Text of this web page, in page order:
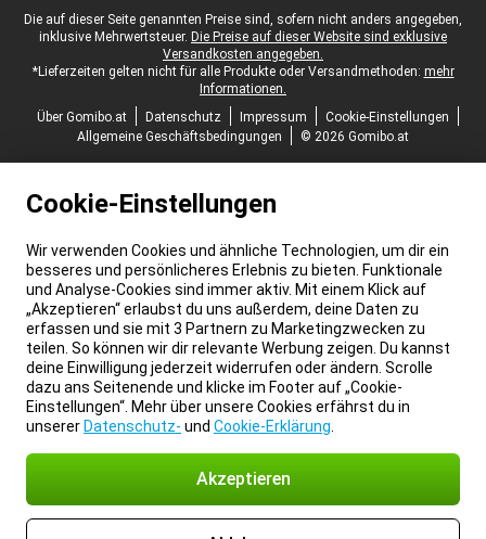
Juristische Fußzeile
Die auf dieser Seite genannten Preise sind, sofern nicht anders angegeben,
inklusive Mehrwertsteuer. Die Preise auf dieser Website sind exklusive
Versandkosten angegeben.
*Lieferzeiten gelten nicht für alle Produkte oder Versandmethoden: mehr
Informationen.
Über Gomibo.at
Datenschutz Impressum
Cookie-Einstellungen
Allgemeine Geschäftsbedingungen
© 2026 Gomibo.at
Cookie-Einstellungen
Wir verwenden Cookies und ähnliche Technologien, um dir ein
besseres und persönlicheres Erlebnis zu bieten. Funktionale
und Analyse-Cookies sind immer aktiv. Mit einem Klick auf
„Akzeptieren“ erlaubst du uns außerdem, deine Daten zu
erfassen und sie mit 3 Partnern zu Marketingzwecken zu
teilen. So können wir dir relevante Werbung zeigen. Du kannst
deine Einwilligung jederzeit widerrufen oder ändern. Scrolle
dazu ans Seitenende und klicke im Footer auf „Cookie-
Einstellungen“. Mehr über unsere Cookies erfährst du in
unserer Datenschutz- und Cookie-Erklärung
Akzeptieren